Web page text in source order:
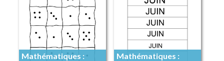
Mathématiques :
Mathématiques :